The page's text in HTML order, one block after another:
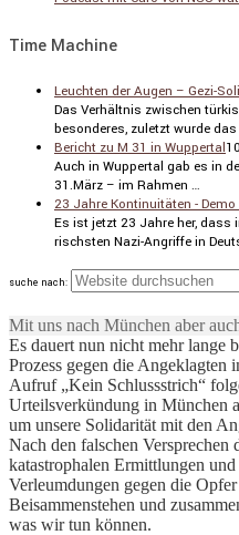
Time Machine
Leuchten der Augen – Gezi-
Das Verhältnis zwischen
beson­deres, zuletzt wurde
Bericht zu M 31 in Wuppertal
Auch in Wuppertal gab es in
31.März – im Rahmen …
23 Jahre Kontinuitäten -
Es ist jetzt 23 Jahre her, dass
rischsten Nazi-Angriffe in
suche nach:
Mit uns nach München aber
Es dauert nun nicht mehr lange
Prozess gegen die
Aufruf „Kein Schlussstrich“
Urteilsverkündung in München
um unsere Solidarität mit den
Nach den falschen
katastrophalen Ermittlungen
Verleumdungen gegen die
Beisammenstehen und
was wir tun können.